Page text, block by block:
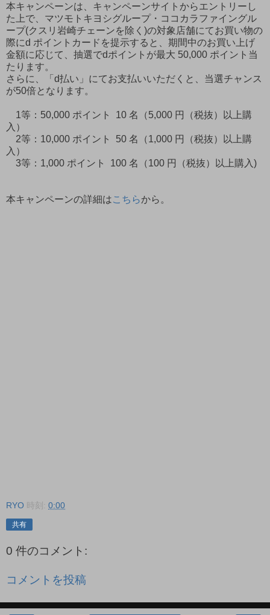
本キャンペーンは、キャンペーンサイトからエントリーし
た上で、マツモトキヨシグループ・ココカラファイングル
ープ(クスリ岩崎チェーンを除く)の対象店舗にてお買い物の
際にd ポイントカードを提示すると、期間中のお買い上げ
金額に応じて、抽選でdポイントが最大 50,000 ポイント当
たります。
さらに、「d払い」にてお支払いいただくと、当選チャンス
が50倍となります。
1等：50,000 ポイント 10 名（5,000 円（税抜）以上購
入）
2等：10,000 ポイント 50 名（1,000 円（税抜）以上購
入）
3等：1,000 ポイント 100 名（100 円（税抜）以上購入)
本キャンペーンの詳細はこちらから。
RYO 時刻: 0:00
共有
0 件のコメント:
コメントを投稿